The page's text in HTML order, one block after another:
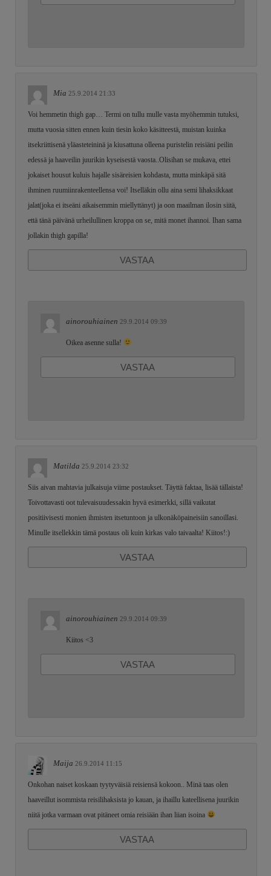
Mia 25.9.2014 21:33
Voi hemmetin thigh gap… Termi on tullu mulle vasta myöhemmin tutuksi,
mutta vuosia sitten ennen kuin tiesin koko käsitteestä, muistan kuinka
itsekriittisenä yläasteteininä ja kiusattuna olleena puristelin reisiäni peilin
edessä ja haaveilin juurikin kyseisestä vaosta..Olisihan se mukava, ettei
jokaiset housut kuluis hajalle sisäreisien kohdasta, mutta minkäpä sitä
ihminen ruumiinrakenteellensa voi! Itselläkin ollu aina semi lihaksikkaat
jalat(joka ei itseäni aikaisemmin miellyttänyt) ja oon maailman ilosin siitä,
että tänä päivänä urheilullinen kroppa on se, mitä monet ihannoi. Ihan sama
jollakin thigh gapilla!
VASTAA
ainorouhiainen 29.9.2014 09:39
Oikea asenne sulla!
VASTAA
Matilda 25.9.2014 23:32
Siis aivan mahtavia julkaisuja viime postaukset. Täyttä faktaa, lisää tällaista!
Toivottavasti oot tulevaisuudessakin hyvä esimerkki, sillä vaikutat
positiivisesti monien ihmisten itsetuntoon ja ulkonäköpaineisiin sanoillasi.
Minulle itsellekkin tämä postaus oli kuin kirkas valo taivaalta! Kiitos!:)
VASTAA
ainorouhiainen 29.9.2014 09:39
Kiitos <3
VASTAA
Maija 26.9.2014 11:15
Onkohan naiset koskaan tyytyväisiä reisiensä kokoon.. Minä taas olen
haaveillut isommista reisilihaksista jo kauan, ja ihaillu kateellisena juurikin
niitä jotka varmaan ovat pitäneet omia reisiään ihan liian isoina
VASTAA